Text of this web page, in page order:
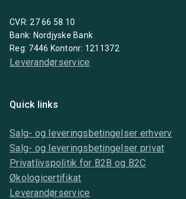
CVR: 27 66 58 10
Bank: Nordjyske Bank
Reg: 7446 Kontonr: 1211372
Leverandørservice
Quick links
Salg- og leveringsbetingelser erhverv
Salg- og leveringsbetingelser privat
Privatlivspolitik for B2B og B2C
Økologicertifikat
Leverandørservice